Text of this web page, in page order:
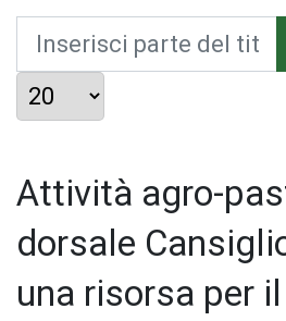
Inserisci parte del titolo
Visualizza #
Attività agro-
dorsale
una risorsa per